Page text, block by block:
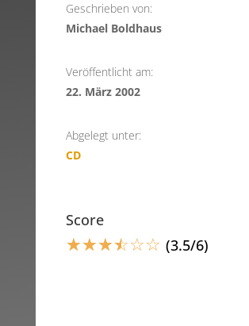
Geschrieben von:
Michael Boldhaus
Veröffentlicht am:
22. März 2002
Abgelegt unter:
CD
Score
☆☆☆☆☆☆ (3.5/6)